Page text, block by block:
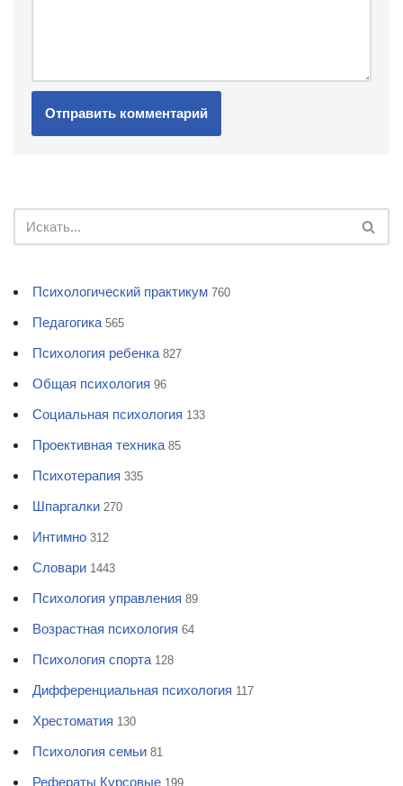
Психологический практикум 760
Педагогика 565
Психология ребенка 827
Общая психология 96
Социальная психология 133
Проективная техника 85
Психотерапия 335
Шпаргалки 270
Интимно 312
Словари 1443
Психология управления 89
Возрастная психология 64
Психология спорта 128
Дифференциальная психология 117
Хрестоматия 130
Психология семьи 81
Рефераты Курсовые 199